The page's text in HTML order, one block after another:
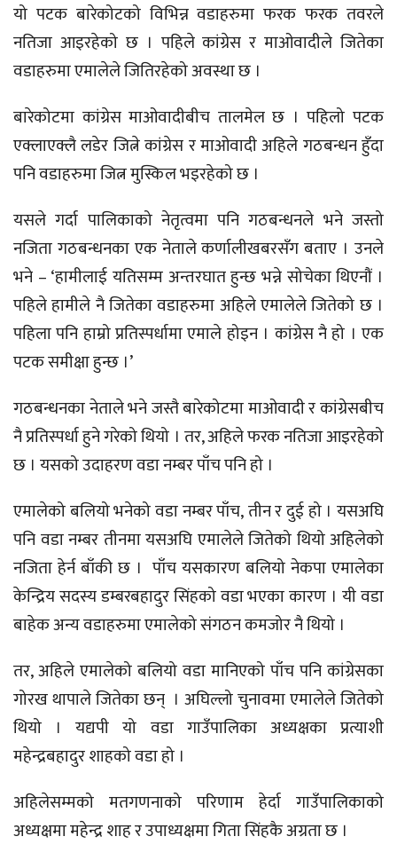
यो पटक बारेकोटको विभिन्न वडाहरुमा फरक फरक तवरले
नतिजा आइरहेको छ । पहिले कांग्रेस र माओवादीले जितेका
वडाहरुमा एमालेले जितिरहेको अवस्था छ ।
बारेकोटमा कांग्रेस माओवादीबीच तालमेल छ । पहिलो पटक
एक्लाएक्लै लडेर जित्ने कांग्रेस र माओवादी अहिले गठबन्धन हुँदा
पनि वडाहरुमा जित्न मुस्किल भइरहेको छ ।
यसले गर्दा पालिकाको नेतृत्वमा पनि गठबन्धनले भने जस्तो
नजिता गठबन्धनका एक नेताले कर्णालीखबरसँग बताए । उनले
भने – ‘हामीलाई यतिसम्म अन्तरघात हुन्छ भन्ने सोचेका थिएनौं ।
पहिले हामीले नै जितेका वडाहरुमा अहिले एमालेले जितेको छ ।
पहिला पनि हाम्रो प्रतिस्पर्धामा एमाले होइन । कांग्रेस नै हो । एक
पटक समीक्षा हुन्छ ।’
गठबन्धनका नेताले भने जस्तै बारेकोटमा माओवादी र कांग्रेसबीच
नै प्रतिस्पर्धा हुने गरेको थियो । तर, अहिले फरक नतिजा आइरहेको
छ । यसको उदाहरण वडा नम्बर पाँच पनि हो ।
एमालेको बलियो भनेको वडा नम्बर पाँच, तीन र दुई हो । यसअघि
पनि वडा नम्बर तीनमा यसअघि एमालेले जितेको थियो अहिलेको
नजिता हेर्न बाँकी छ । पाँच यसकारण बलियो नेकपा एमालेका
केन्द्रिय सदस्य डम्बरबहादुर सिंहको वडा भएका कारण । यी वडा
बाहेक अन्य वडाहरुमा एमालेको संगठन कमजोर नै थियो ।
तर, अहिले एमालेको बलियो वडा मानिएको पाँच पनि कांग्रेसका
गोरख थापाले जितेका छन् । अघिल्लो चुनावमा एमालेले जितेको
थियो । यद्यपी यो वडा गाउँपालिका अध्यक्षका प्रत्याशी
महेन्द्रबहादुर शाहको वडा हो ।
अहिलेसम्मको मतगणनाको परिणाम हेर्दा गाउँपालिकाको
अध्यक्षमा महेन्द्र शाह र उपाध्यक्षमा गिता सिंहकै अग्रता छ ।